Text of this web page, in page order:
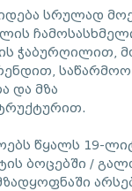
სრულად
ჭაბურღილით,
საწარმოო
და მზა
წყალს 19-
ბოცებში /